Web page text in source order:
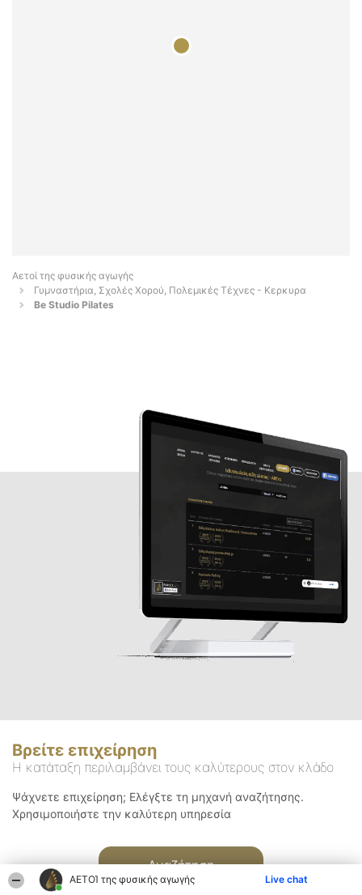
ΑΕΤΟΊ της φυσικής αγωγής Live chat
Αετοί της φυσικής αγωγής
Γυμναστήρια, Σχολές Χορού, Πολεμικές Τέχνες - Κερκυρα
Be Studio Pilates
Βρείτε επιχείρηση
Η κατάταξη περιλαμβάνει τους καλύτερους στον κλάδο
Ψάχνετε επιχείρηση; Ελέγξτε τη μηχανή αναζήτησης.
Χρησιμοποιήστε την καλύτερη υπηρεσία
Αναζήτηση